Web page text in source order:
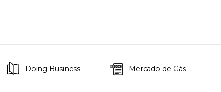
Doing Business Mercado de Gás